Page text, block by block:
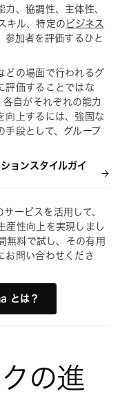
、協調性、主体性、
キル、特定の ビジネス
参加者を評価するひと
どの場面で行われるグ
評価することではな
各自がそれぞれの能力
向上するには、強固な
手段として、グループ
ョンスタイルガイ
ービスを活用して、
産性向上を実現しまし
無料で試し、その有用
お問い合わせくださ
とは？
の進